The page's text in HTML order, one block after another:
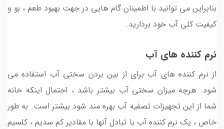
بنابراین می توانید با اطمینان گام هایی در جهت بهبود طعم ، بو و
کیفیت کلی آب خود بردارید.
نرم کننده های آب
از نرم کننده های آب برای از بین بردن سختی آب استفاده می
شود. هرچه میزان سختی آب بیشتر باشد ، احتمال اینکه خانه
شما از این تجهیزات تصفیه آب بهره مند شود بیشتر است. به طور
خاص ، یک نرم کننده آب با تبادل آنها با مقادیر کم سدیم ، کلسیم